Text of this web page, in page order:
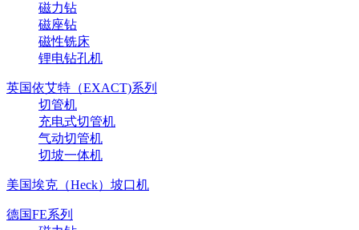
磁力钻
磁座钻
磁性铣床
锂电钻孔机
英国依艾特（EXACT)系列
切管机
充电式切管机
气动切管机
切坡一体机
美国埃克（Heck）坡口机
德国FE系列